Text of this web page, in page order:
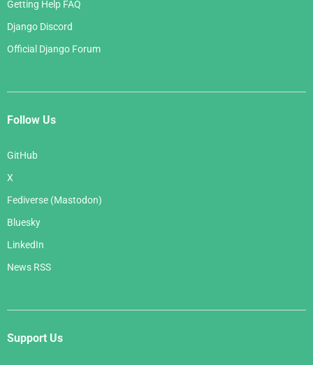
Getting Help FAQ
Django Discord
Official Django Forum
Follow Us
GitHub
X
Fediverse (Mastodon)
Bluesky
LinkedIn
News RSS
Support Us